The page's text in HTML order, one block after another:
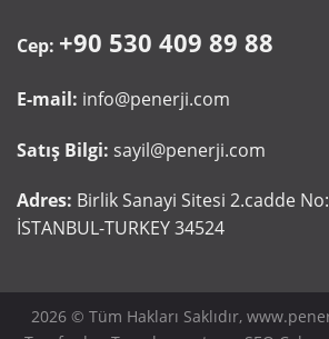
Cep: +90 530 409 89 88
E-mail: info@penerji.com
Satış Bilgi: sayil@penerji.com
Adres: Birlik Sanayi Sitesi 2.cadde
İSTANBUL-TURKEY 34524
2026 © Tüm Hakları Saklıdır,